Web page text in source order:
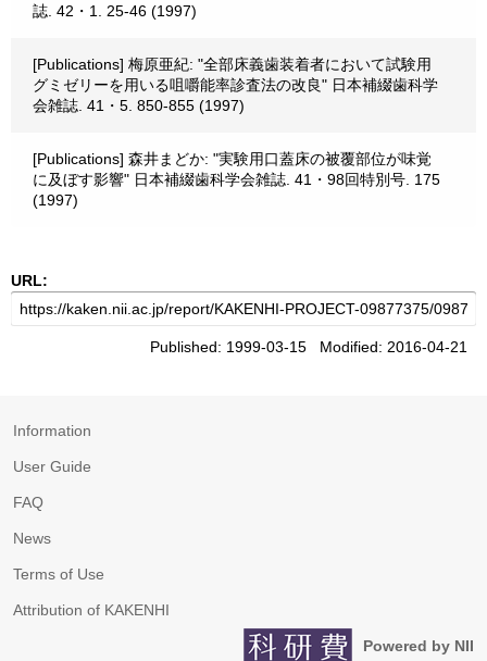
誌. 42・1. 25-46 (1997)
[Publications] 梅原亜紀: "全部床義歯装着者において試験用
グミゼリーを用いる咀嚼能率診査法の改良" 日本補綴歯科学
会雑誌. 41・5. 850-855 (1997)
[Publications] 森井まどか: "実験用口蓋床の被覆部位が味覚
に及ぼす影響" 日本補綴歯科学会雑誌. 41・98回特別号. 175
(1997)
URL:
Published: 1999-03-15 Modified: 2016-04-21
Information
User Guide
FAQ
News
Terms of Use
Attribution of KAKENHI
Powered by NII